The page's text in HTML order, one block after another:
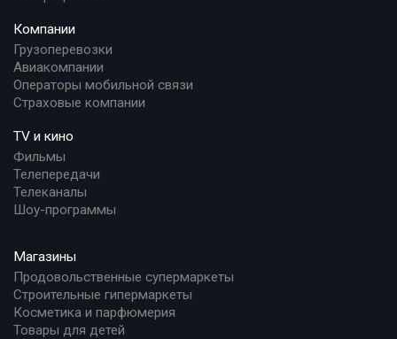
Компании
Грузоперевозки
Авиакомпании
Операторы мобильной связи
Страховые компании
TV и кино
Фильмы
Телепередачи
Телеканалы
Шоу-программы
Магазины
Продовольственные супермаркеты
Строительные гипермаркеты
Косметика и парфюмерия
Товары для детей